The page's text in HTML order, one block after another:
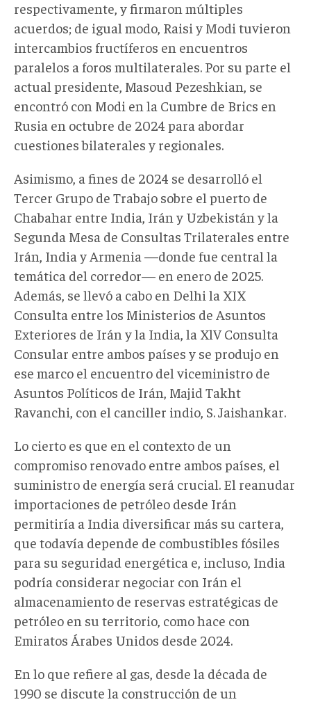
respectivamente, y firmaron múltiples
acuerdos; de igual modo, Raisi y Modi tuvieron
intercambios fructíferos en encuentros
paralelos a foros multilaterales. Por su parte el
actual presidente, Masoud Pezeshkian, se
encontró con Modi en la Cumbre de Brics en
Rusia en octubre de 2024 para abordar
cuestiones bilaterales y regionales.
Asimismo, a fines de 2024 se desarrolló el
Tercer Grupo de Trabajo sobre el puerto de
Chabahar entre India, Irán y Uzbekistán y la
Segunda Mesa de Consultas Trilaterales entre
Irán, India y Armenia —donde fue central la
temática del corredor— en enero de 2025.
Además, se llevó a cabo en Delhi la XIX
Consulta entre los Ministerios de Asuntos
Exteriores de Irán y la India, la XlV Consulta
Consular entre ambos países y se produjo en
ese marco el encuentro del viceministro de
Asuntos Políticos de Irán, Majid Takht
Ravanchi, con el canciller indio, S. Jaishankar.
Lo cierto es que en el contexto de un
compromiso renovado entre ambos países, el
suministro de energía será crucial. El reanudar
importaciones de petróleo desde Irán
permitiría a India diversificar más su cartera,
que todavía depende de combustibles fósiles
para su seguridad energética e, incluso, India
podría considerar negociar con Irán el
almacenamiento de reservas estratégicas de
petróleo en su territorio, como hace con
Emiratos Árabes Unidos desde 2024.
En lo que refiere al gas, desde la década de
1990 se discute la construcción de un